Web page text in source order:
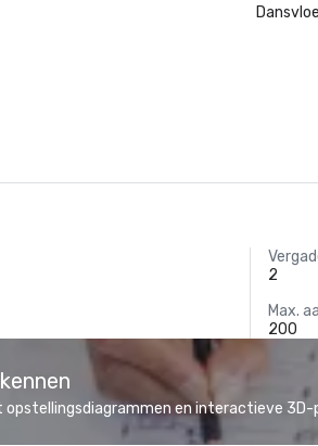
2
Max.
200
en interactieve